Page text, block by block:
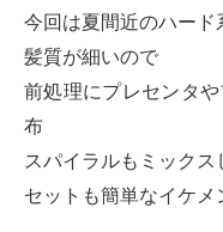
今回は夏間近のハード
髪質が細いので
前処理にプレセンタ
布
スパイラルもミックス
セットも簡単なイケメ